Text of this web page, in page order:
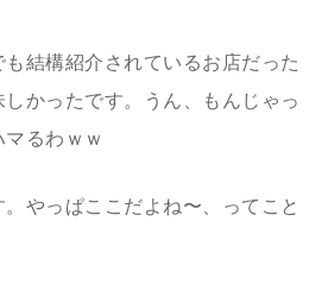
結構紹介されているお店だった
かったです。うん、もんじゃっ
るわｗｗ
やっぱここだよね〜、ってこと